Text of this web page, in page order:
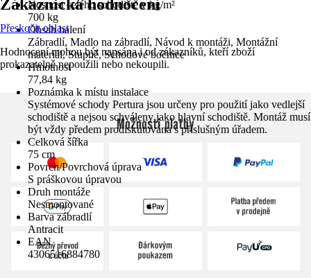
Nosnost celého schodiště v kg/m²
700 kg
Obsah balení
Zábradlí, Madlo na zábradlí, Návod k montáži, Montážní
materiál, Stupně, Schodové bočnice
Hmotnost
77,84 kg
Poznámka k místu instalace
Systémové schody Pertura jsou určeny pro použití jako vedlejší
schodiště a nejsou schváleny jako hlavní schodiště. Montáž musí
být vždy předem prodiskutována s příslušným úřadem.
Celková šířka
75 cm
Povrch/Povrchová úprava
S práškovou úpravou
Druh montáže
Nesmontované
Barva zábradlí
Antracit
EAN
4306516884780
Zákaznická hodnocení
Přeskočit oblast
Hodnocení mohou být napsána i od zákazníků, kteří zboží
prokazatelně nepoužili nebo nekoupili.
Možnosti platby